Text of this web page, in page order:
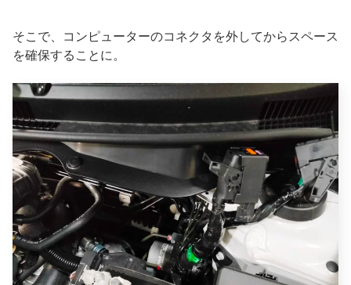
そこで、コンピューターのコネクタを外してからスペース
を確保することに。